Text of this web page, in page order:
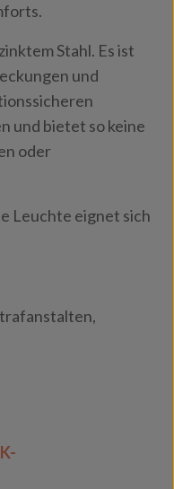
Stahl. Es ist
und
und bietet so keine
oder
Leuchte eignet sich